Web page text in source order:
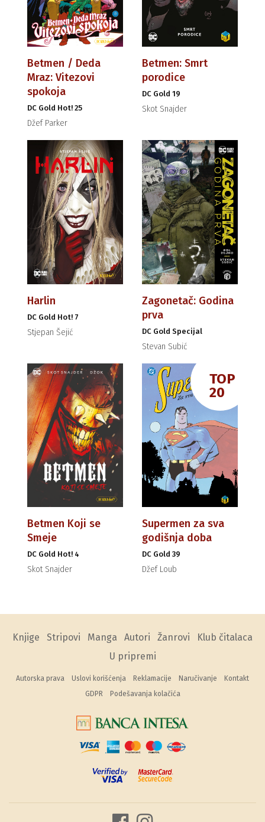
Betmen / Deda
Mraz: Vitezovi
spokoja
DC Gold Hot! 25
Džef Parker
Betmen: Smrt
porodice
DC Gold 19
Skot Snajder
Harlin
DC Gold Hot! 7
Stjepan Šejić
Zagonetač: Godina
prva
DC Gold Specijal
Stevan Subić
Betmen Koji se
Smeje
DC Gold Hot! 4
Skot Snajder
TOP
20
Supermen za sva
godišnja doba
DC Gold 39
Džef Loub
Knjige Stripovi Manga Autori Žanrovi
Klub čitalaca
U pripremi
Autorska prava Uslovi korišćenja Reklamacije Naručivanje
Kontakt
GDPR
Podešavanja kolačića